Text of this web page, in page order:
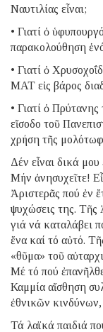
Ναυτιλίας εἶναι;
• Γιατί ὁ
παρακολούθηση
• Γιατί ὁ
ΜΑΤ εἰς βάρος
• Γιατί ὁ
εἴσοδο τοῦ
χρήση τῆς
Δέν εἶναι δικά
Μήν ἀνησυχεῖτε!
Ἀριστερᾶς πού ἐν
ψυχώσεις της. Τῆς
γιά νά καταλάβει
ἕνα καί τό αὐτό.
«θῦμα» τοῦ
Μέ τό πού
Καμμία αἴσθηση
ἐθνικῶν κινδύνων,
Τά λαϊκά παιδιά